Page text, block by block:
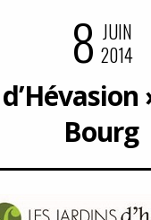
8 JUIN
2014
Bourg